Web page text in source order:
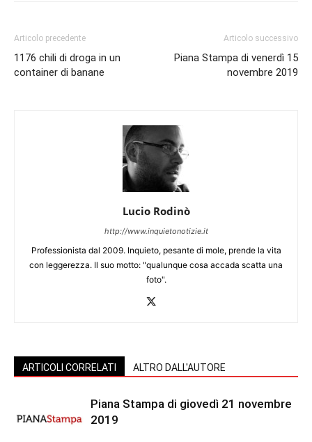
Articolo precedente
1176 chili di droga in un
container di banane
Articolo successivo
Piana Stampa di venerdì 15
novembre 2019
Lucio Rodinò
http://www.inquietonotizie.it
Professionista dal 2009. Inquieto, pesante di mole, prende la vita
con leggerezza. Il suo motto: "qualunque cosa accada scatta una
foto".
ARTICOLI CORRELATI ALTRO DALL'AUTORE
Piana Stampa di giovedì 21 novembre
2019